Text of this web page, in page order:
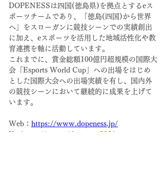
DOPENESSは四国(徳島県)を拠点とするeス
ポーツチームであり、「徳島(四国)から世界
へ」をスローガンに競技シーンでの実績創出
に加え、eスポーツを活用した地域活性化や教
育連携を軸に活動しています。
これまでに、賞金総額100億円超規模の国際大
会「Esports World Cup」への出場をはじめ
とした国際大会への出場実績を有し、国内外
の競技シーンにおいて継続的に成果を上げて
います。
Web： https://www.dopeness.jp/